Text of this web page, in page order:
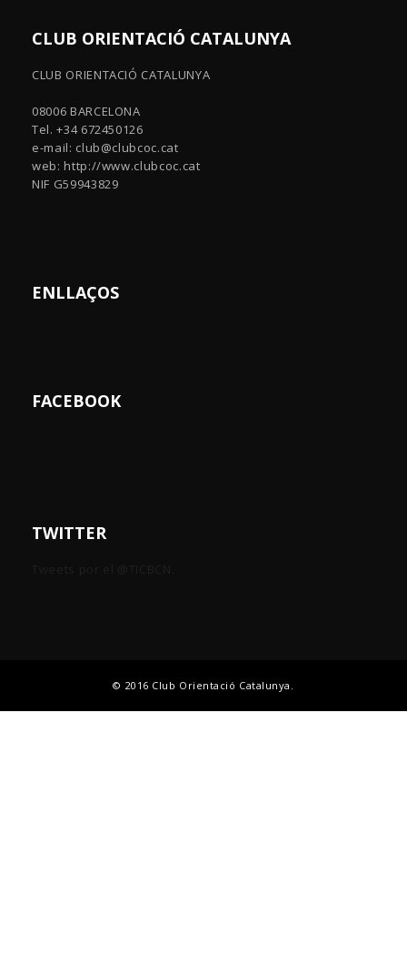
CLUB ORIENTACIÓ CATALUNYA
CLUB ORIENTACIÓ CATALUNYA
08006 BARCELONA
Tel. +34 672450126
e-mail: club@clubcoc.cat
web: http://www.clubcoc.cat
NIF G59943829
ENLLAÇOS
FACEBOOK
TWITTER
© 2016 Club Orientació Catalunya.